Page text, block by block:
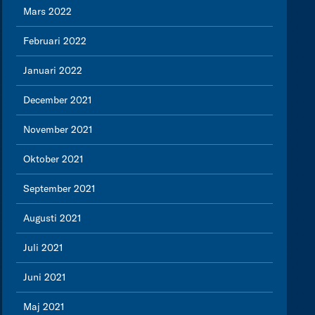
Mars 2022
Februari 2022
Januari 2022
December 2021
November 2021
Oktober 2021
September 2021
Augusti 2021
Juli 2021
Juni 2021
Maj 2021